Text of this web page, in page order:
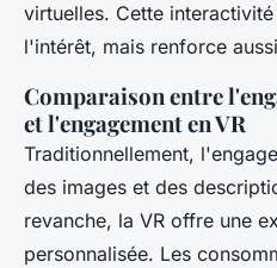
virtuelles. Cette
l'intérêt, mais renforce
Comparaison entre
et l'engagement en VR
Traditionnellement,
des images et des
revanche, la VR offre une
personnalisée. Les